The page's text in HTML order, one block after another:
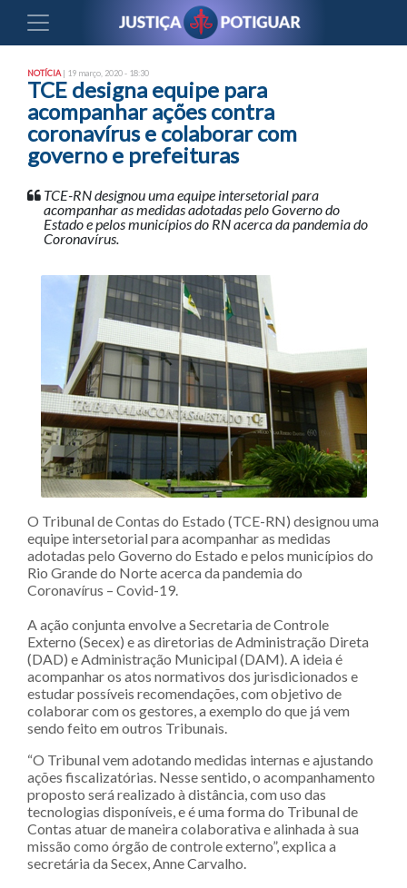
NOTÍCIA | 19 março, 2020 - 18:30
TCE designa equipe para
acompanhar ações contra
coronavírus e colaborar com
governo e prefeituras
TCE-RN designou uma equipe intersetorial para
acompanhar as medidas adotadas pelo Governo do
Estado e pelos municípios do RN acerca da pandemia do
Coronavírus.
O Tribunal de Contas do Estado (TCE-RN) designou uma
equipe intersetorial para acompanhar as medidas
adotadas pelo Governo do Estado e pelos municípios do
Rio Grande do Norte acerca da pandemia do
Coronavírus – Covid-19.
A ação conjunta envolve a Secretaria de Controle
Externo (Secex) e as diretorias de Administração Direta
(DAD) e Administração Municipal (DAM). A ideia é
acompanhar os atos normativos dos jurisdicionados e
estudar possíveis recomendações, com objetivo de
colaborar com os gestores, a exemplo do que já vem
sendo feito em outros Tribunais.
“O Tribunal vem adotando medidas internas e ajustando
ações fiscalizatórias. Nesse sentido, o acompanhamento
proposto será realizado à distância, com uso das
tecnologias disponíveis, e é uma forma do Tribunal de
Contas atuar de maneira colaborativa e alinhada à sua
missão como órgão de controle externo”, explica a
secretária da Secex, Anne Carvalho.